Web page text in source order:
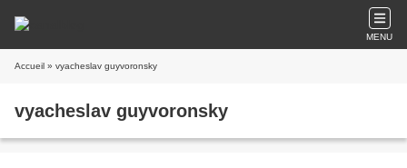
MENU
Accueil » vyacheslav guyvoronsky
vyacheslav guyvoronsky